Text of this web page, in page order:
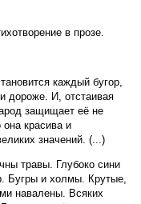
в прозе.
каждый бугор,
дороже. И, отстаивая
защищает её не
она красива и
значений. (...)
травы. Глубоко сини
Бугры и холмы. Крутые,
навалены. Всяких